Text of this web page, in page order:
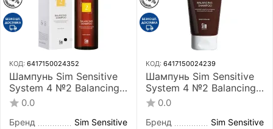
КОД: 6417150024352
Шампунь Sim Sensitive
System 4 №2 Balancing
Shampoo 250 мл для
сухого, фарбованого і
пошкодженого волосся
0.0
Бренд
Sim Sensitive
КОД: 6417150024239
Шампунь Sim Sensitive
System 4 №2 Balancing
Shampoo 75 мл для
сухого, фарбованого і
пошкодженого волосся
0.0
Бренд
Sim Sensitive